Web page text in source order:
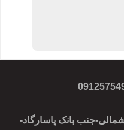
جنب بانک پاسارگاد-